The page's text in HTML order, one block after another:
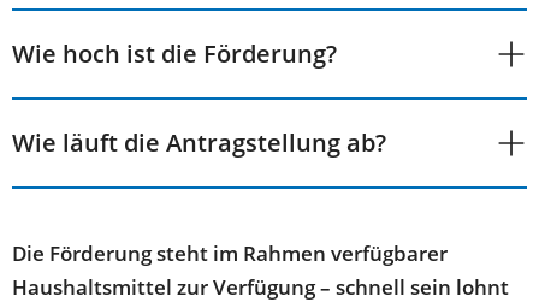
Wie hoch ist die Förderung?
Wie läuft die Antragstellung ab?
Die Förderung steht im Rahmen verfügbarer
Haushaltsmittel zur Verfügung – schnell sein lohnt